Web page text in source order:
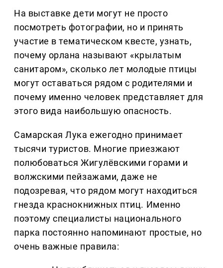
На выставке дети могут не просто
посмотреть фотографии, но и принять
участие в тематическом квесте, узнать,
почему орлана называют «крылатым
санитаром», сколько лет молодые птицы
могут оставаться рядом с родителями и
почему именно человек представляет для
этого вида наибольшую опасность.
Самарская Лука ежегодно принимает
тысячи туристов. Многие приезжают
полюбоваться Жигулёвскими горами и
волжскими пейзажами, даже не
подозревая, что рядом могут находиться
гнезда краснокнижных птиц. Именно
поэтому специалисты национального
парка постоянно напоминают простые, но
очень важные правила: